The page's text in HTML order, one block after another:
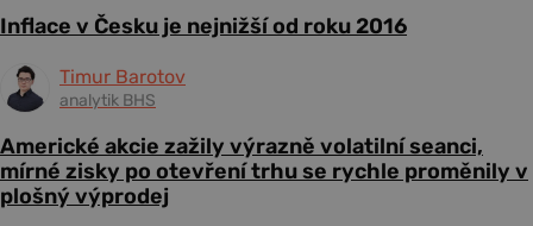
Inflace v Česku je nejnižší od roku 2016
Timur Barotov
analytik BHS
Americké akcie zažily výrazně volatilní seanci,
mírné zisky po otevření trhu se rychle proměnily v
plošný výprodej